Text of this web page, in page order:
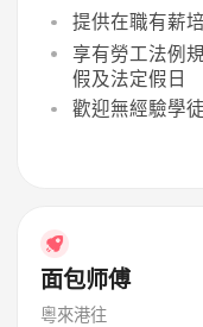
提供在職有薪
享有勞工法例
假及法定假日
歡迎無經驗學
面包师傅
粵來港往